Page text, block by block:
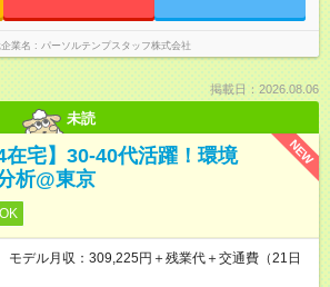
業名 パーソルテンプスタッフ株式会社
掲載日：2026.08.06
未読
NEW
在宅】30-40代活躍！環境
析@東京
デル月収：309,225円＋残業代＋交通費（21日